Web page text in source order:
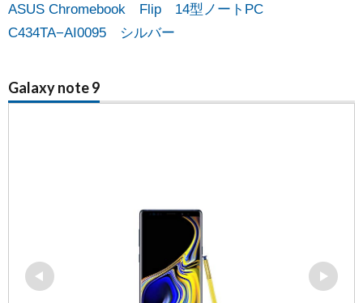
ASUS Chromebook Flip 14型ノートPC
C434TA−AI0095 シルバー
Galaxy note 9